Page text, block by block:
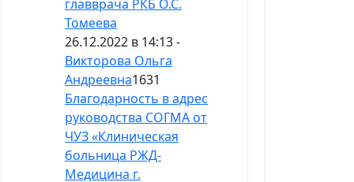
главврача РКБ О.С.
Томеева
26.12.2022 в 14:13 -
Викторова Ольга
Андреевна1631
Благодарность в адрес
руководства СОГМА от
ЧУЗ «Клиническая
больница РЖД-
Медицина г.